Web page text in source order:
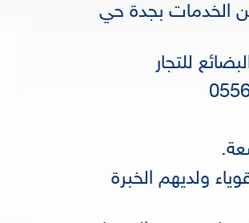
الخدمات بجدة حي
للتجار
ولديهم الخبرة